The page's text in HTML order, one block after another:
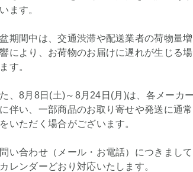
ます。
期間中は、交通渋滞や配送業者の荷物量
により、お荷物のお届けに遅れが生じる
す。
、8月8日(土)～8月24日(月)は、各メーカ
伴い、一部商品のお取り寄せや発送に通
いただく場合がございます。
い合わせ（メール・お電話）につきまし
レンダーどおり対応いたします。